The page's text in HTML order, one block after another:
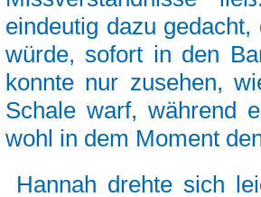
eindeutig dazu
würde, sofort in den
konnte nur zusehen,
Schale warf, während
wohl in dem Moment
Hannah drehte sich